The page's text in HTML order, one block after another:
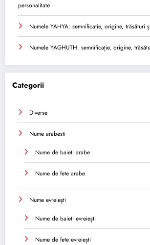
personalitate
Numele YAHYA: semnificație, origine, trăsături
Numele YAGHUTH: semnificație, origine,
Categorii
Diverse
Nume arabesti
Nume de baieti arabe
Nume de fete arabe
Nume evreiești
Nume de baieti evreiești
Nume de fete evreiești